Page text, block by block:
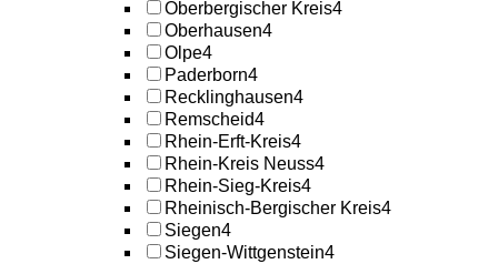
Oberbergischer Kreis4
Oberhausen4
Olpe4
Paderborn4
Recklinghausen4
Remscheid4
Rhein-Erft-Kreis4
Rhein-Kreis Neuss4
Rhein-Sieg-Kreis4
Rheinisch-Bergischer Kreis4
Siegen4
Siegen-Wittgenstein4